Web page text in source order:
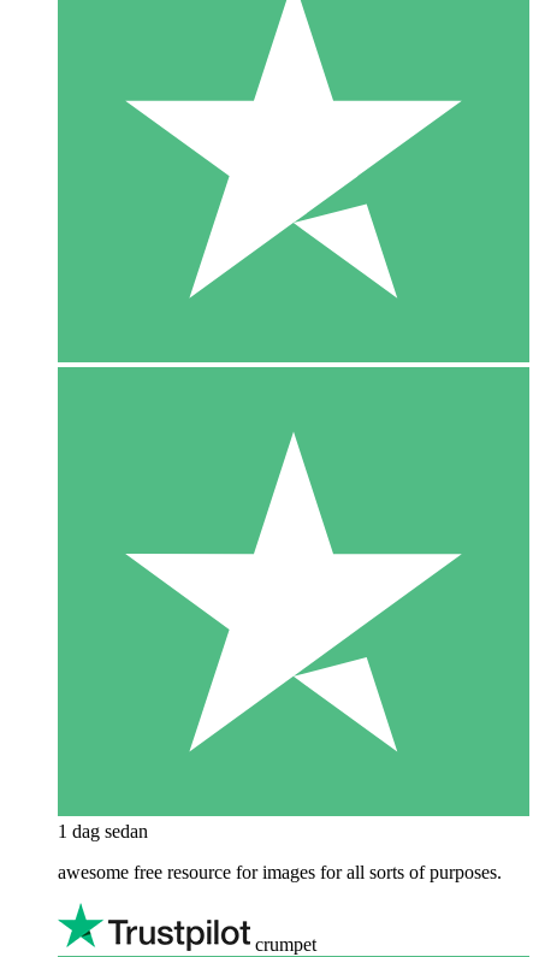
1 dag sedan
awesome free resource for images for all sorts of purposes.
crumpet